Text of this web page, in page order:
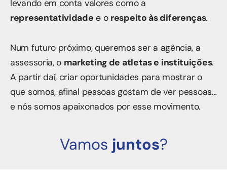
levando em conta valores como a
representatividade e o respeito às diferenças.
Num futuro próximo, queremos ser a agência, a
assessoria, o marketing de atletas e instituições.
A partir daí, criar oportunidades para mostrar o
que somos, afinal pessoas gostam de ver pessoas…
e nós somos apaixonados por esse movimento.
Vamos juntos?